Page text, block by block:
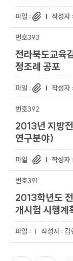
393
전라북도교육
정조례 공포
392
2013년 지방
연구분야)
391
2013학년도
개시험 시행계
김